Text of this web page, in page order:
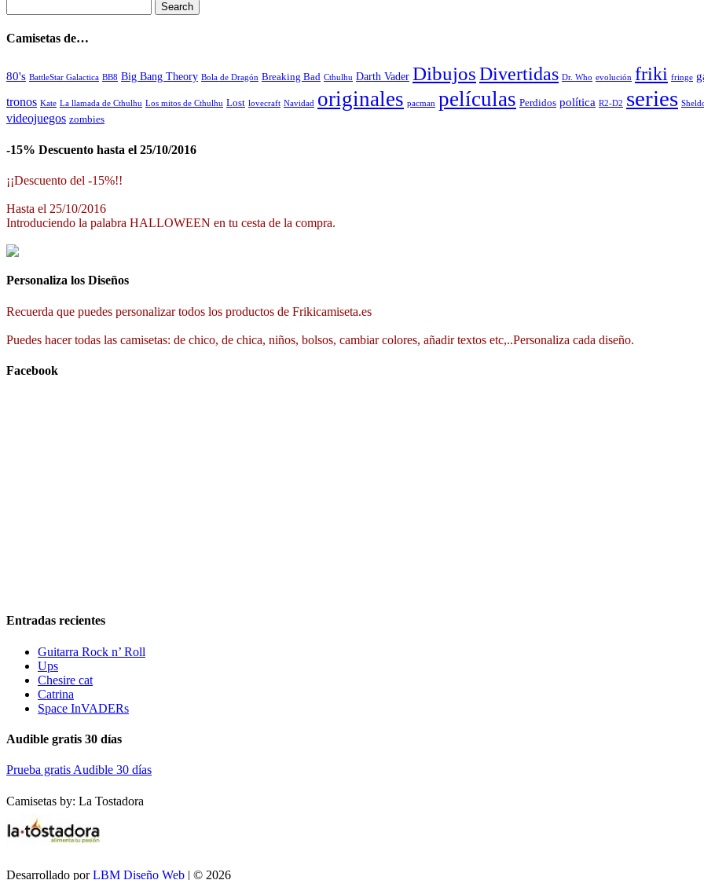
Camisetas de…
80's BattleStar Galactica BB8 Big Bang Theory Bola de Dragón Breaking Bad Cthulhu Darth Vader DibujosDivertidas Dr. Who evolución friki fringe
tronos Kate La llamada de Cthulhu Los mitos de Cthulhu Lost lovecraft Navidad originales pacman películas Perdidos política R2-D2 series
videojuegos zombies
-15% Descuento hasta el 25/10/2016
¡¡Descuento del -15%!!
Hasta el 25/10/2016
Introduciendo la palabra HALLOWEEN en tu cesta de la compra.
Personaliza los Diseños
Recuerda que puedes personalizar todos los productos de Frikicamiseta.es
Puedes hacer todas las camisetas: de chico, de chica, niños, bolsos, cambiar colores, añadir textos etc,..Personaliza cada diseño.
Facebook
Entradas recientes
Guitarra Rock n’ Roll
Ups
Chesire cat
Catrina
Space InVADERs
Audible gratis 30 días
Prueba gratis Audible 30 días
Camisetas by: La Tostadora
Desarrollado porLBM Diseño Web | © 2026